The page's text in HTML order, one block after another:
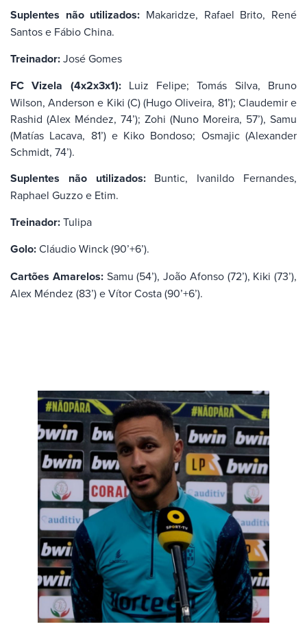
Suplentes não utilizados: Makaridze, Rafael Brito, René
Santos e Fábio China.
Treinador:José Gomes
FC Vizela (4x2x3x1):Luiz Felipe; Tomás Silva, Bruno
Wilson, Anderson e Kiki (C) (Hugo Oliveira, 81’); Claudemir e
Rashid (Alex Méndez, 74’); Zohi (Nuno Moreira, 57’), Samu
(Matías Lacava, 81’) e Kiko Bondoso; Osmajic (Alexander
Schmidt, 74’).
Suplentes não utilizados:Buntic, Ivanildo Fernandes,
Raphael Guzzo e Etim.
Treinador:Tulipa
Golo:Cláudio Winck (90’+6’).
Cartões Amarelos:Samu (54’), João Afonso (72’), Kiki (73’),
Alex Méndez (83’) e Vítor Costa (90’+6’).